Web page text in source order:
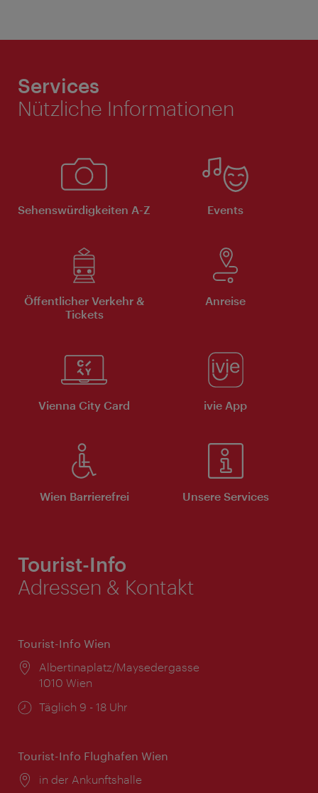
Services
Nützliche Informationen
Sehenswürdigkeiten A-Z Events
Öffentlicher Verkehr &
Tickets
Anreise
Vienna City Card ivie App
Wien Barrierefrei Unsere Services
Tourist-Info
Adressen & Kontakt
Tourist-Info Wien
Ort:
Albertinaplatz/Maysedergasse
1010 Wien
Öffnungszeiten:
Täglich 9 - 18 Uhr
Tourist-Info Flughafen Wien
Ort:
in der Ankunftshalle